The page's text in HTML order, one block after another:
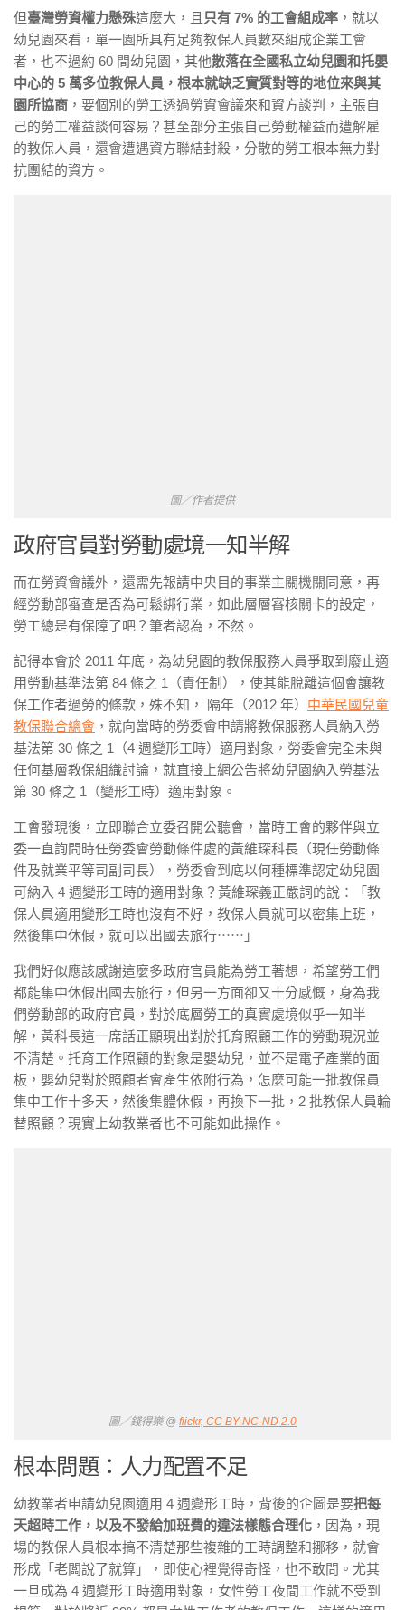
但臺灣勞資權力懸殊這麼大，且 只有 7% 的工會組成率 ，就以
幼兒園來看，單一園所具有足夠教保人員數來組成企業工會
者，也不過約 60 間幼兒園，其他散落在全國私立幼兒園和托嬰
中心的 5 萬多位教保人員，根本就缺乏實質對等的地位來與其
園所協商 ，要個別的勞工透過勞資會議來和資方談判，主張自
己的勞工權益談何容易？甚至部分主張自己勞動權益而遭解雇
的教保人員，還會遭遇資方聯結封殺，分散的勞工根本無力對
抗團結的資方。
圖／作者提供
政府官員對勞動處境一知半解
而在勞資會議外，還需先報請中央目的事業主關機關同意，再
經勞動部審查是否為可鬆綁行業，如此層層審核關卡的設定，
勞工總是有保障了吧？筆者認為，不然。
記得本會於 2011 年底，為幼兒園的教保服務人員爭取到廢止適
用勞動基準法第 84 條之 1（責任制），使其能脫離這個會讓教
保工作者過勞的條款，殊不知， 隔年（2012 年） 中華民國兒童
教保聯合總會 ，就向當時的勞委會申請將教保服務人員納入勞
基法第 30 條之 1（4 週變形工時）適用對象，勞委會完全未與
任何基層教保組織討論，就直接上網公告將幼兒園納入勞基法
第 30 條之 1（變形工時）適用對象。
工會發現後，立即聯合立委召開公聽會，當時工會的夥伴與立
委一直詢問時任勞委會勞動條件處的黃維琛科長（現任勞動條
件及就業平等司副司長），勞委會到底以何種標準認定幼兒園
可納入 4 週變形工時的適用對象？黃維琛義正嚴詞的說：「教
保人員適用變形工時也沒有不好，教保人員就可以密集上班，
然後集中休假，就可以出國去旅行⋯⋯」
我們好似應該感謝這麼多政府官員能為勞工著想，希望勞工們
都能集中休假出國去旅行，但另一方面卻又十分感慨，身為我
們勞動部的政府官員，對於底層勞工的真實處境似乎一知半
解，黃科長這一席話正顯現出對於托育照顧工作的勞動現況並
不清楚。托育工作照顧的對象是嬰幼兒，並不是電子產業的面
板，嬰幼兒對於照顧者會產生依附行為，怎麼可能一批教保員
集中工作十多天，然後集體休假，再換下一批，2 批教保人員輪
替照顧？現實上幼教業者也不可能如此操作。
圖／錢得樂 @ flickr, CC BY-NC-ND 2.0
根本問題：人力配置不足
幼教業者申請幼兒園適用 4 週變形工時，背後的企圖是要把每
天超時工作，以及不發給加班費的違法樣態合理化 ，因為，現
場的教保人員根本搞不清楚那些複雜的工時調整和挪移，就會
形成「老闆說了就算」，即使心裡覺得奇怪，也不敢問。尤其
一旦成為 4 週變形工時適用對象，女性勞工夜間工作就不受到